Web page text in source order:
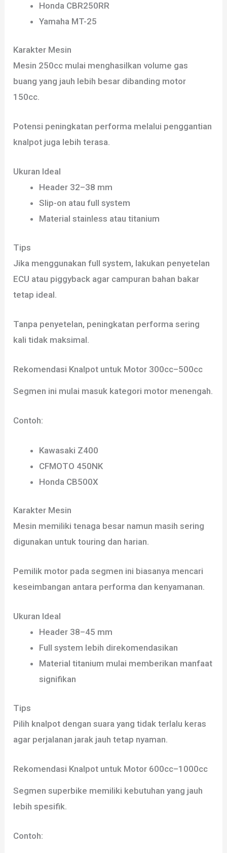
Honda CBR250RR
Yamaha MT-25
Karakter Mesin
Mesin 250cc mulai menghasilkan volume gas
buang yang jauh lebih besar dibanding motor
150cc.
Potensi peningkatan performa melalui penggantian
knalpot juga lebih terasa.
Ukuran Ideal
Header 32–38 mm
Slip-on atau full system
Material stainless atau titanium
Tips
Jika menggunakan full system, lakukan penyetelan
ECU atau piggyback agar campuran bahan bakar
tetap ideal.
Tanpa penyetelan, peningkatan performa sering
kali tidak maksimal.
Rekomendasi Knalpot untuk Motor 300cc–500cc
Segmen ini mulai masuk kategori motor menengah.
Contoh:
Kawasaki Z400
CFMOTO 450NK
Honda CB500X
Karakter Mesin
Mesin memiliki tenaga besar namun masih sering
digunakan untuk touring dan harian.
Pemilik motor pada segmen ini biasanya mencari
keseimbangan antara performa dan kenyamanan.
Ukuran Ideal
Header 38–45 mm
Full system lebih direkomendasikan
Material titanium mulai memberikan manfaat
signifikan
Tips
Pilih knalpot dengan suara yang tidak terlalu keras
agar perjalanan jarak jauh tetap nyaman.
Rekomendasi Knalpot untuk Motor 600cc–1000cc
Segmen superbike memiliki kebutuhan yang jauh
lebih spesifik.
Contoh: